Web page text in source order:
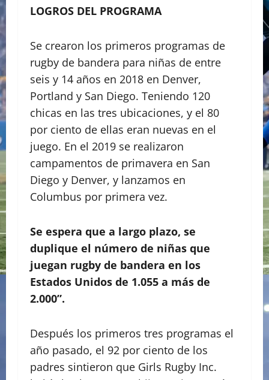
LOGROS DEL PROGRAMA
Se crearon los primeros programas de
rugby de bandera para niñas de entre
seis y 14 años en 2018 en Denver,
Portland y San Diego. Teniendo 120
chicas en las tres ubicaciones, y el 80
por ciento de ellas eran nuevas en el
juego. En el 2019 se realizaron
campamentos de primavera en San
Diego y Denver, y lanzamos en
Columbus por primera vez.
Se espera que a largo plazo, se
duplique el número de niñas que
juegan rugby de bandera en los
Estados Unidos de 1.055 a más de
2.000”.
Después los primeros tres programas el
año pasado, el 92 por ciento de los
padres sintieron que Girls Rugby Inc.